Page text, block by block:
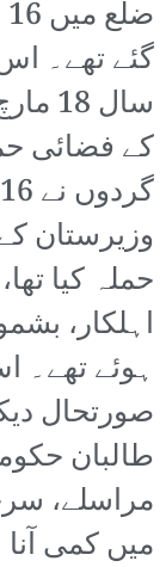
گئے تھے۔
کے فضائی
وزیرستان
حملہ کیا
اہلکار،
ہوئے تھے۔
صورتحال
طالبان
مراسلے،